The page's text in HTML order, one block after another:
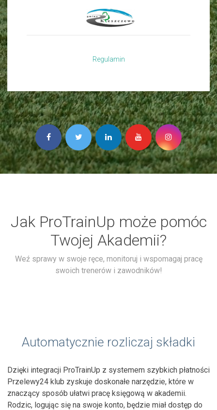
Regulamin
Jak ProTrainUp może pomóc
Twojej Akademii?
Weź sprawy w swoje ręce, monitoruj i wspomagaj pracę
swoich trenerów i zawodników!
Automatycznie rozliczaj składki
Dzięki integracji ProTrainUp z systemem szybkich płatności
Przelewy24 klub zyskuje doskonałe narzędzie, które w
znaczący sposób ułatwi pracę księgową w akademii.
Rodzic, logując się na swoje konto, będzie miał dostęp do